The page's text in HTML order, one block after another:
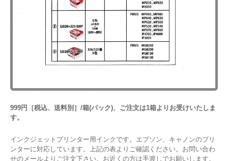
999円［税込、送料別］/箱(パック)、ご注文は1箱よりお受けいたしま
す。
インクジェットプリンター用インクです。エプソン、キャノンのプリ
ンターに対応しています。上記の表よりご確認ください。お問い合わ
せのメールよりご注文下さい。お近くの方は手渡しでお願いします。